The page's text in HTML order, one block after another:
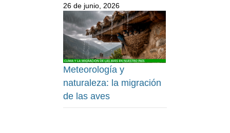
26 de junio, 2026
Meteorología y
naturaleza: la migración
de las aves